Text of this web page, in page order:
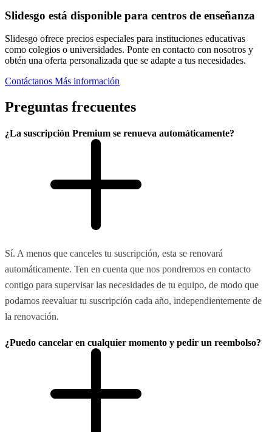
Slidesgo está disponible para centros de enseñanza
Slidesgo ofrece precios especiales para instituciones educativas
como colegios o universidades. Ponte en contacto con nosotros y
obtén una oferta personalizada que se adapte a tus necesidades.
Contáctanos Más información
Preguntas frecuentes
¿La suscripción Premium se renueva automáticamente?
Sí. A menos que canceles tu suscripción, esta se renovará
automáticamente. Ten en cuenta que nos pondremos en contacto
contigo para supervisar las necesidades de tu equipo, de modo que
podamos reevaluar tu suscripción cada año, independientemente de
la renovación.
¿Puedo cancelar en cualquier momento y pedir un reembolso?